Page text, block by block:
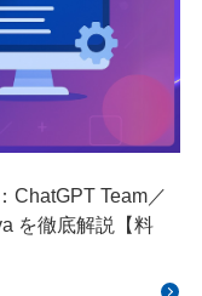
ChatGPT Team／
を徹底解説【料